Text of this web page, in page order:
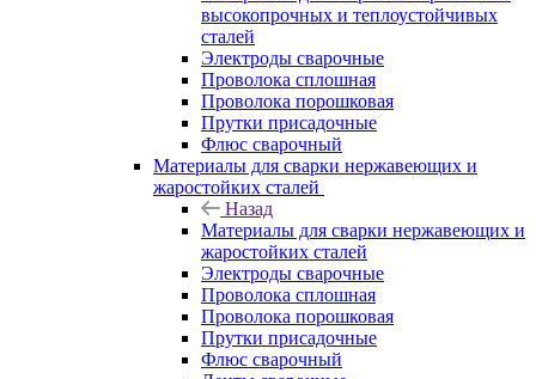
высокопрочных и теплоустойчивых
сталей
Электроды сварочные
Проволока сплошная
Проволока порошковая
Прутки присадочные
Флюс сварочный
Материалы для сварки нержавеющих и
жаростойких сталей
Назад
Материалы для сварки нержавеющих и
жаростойких сталей
Электроды сварочные
Проволока сплошная
Проволока порошковая
Прутки присадочные
Флюс сварочный